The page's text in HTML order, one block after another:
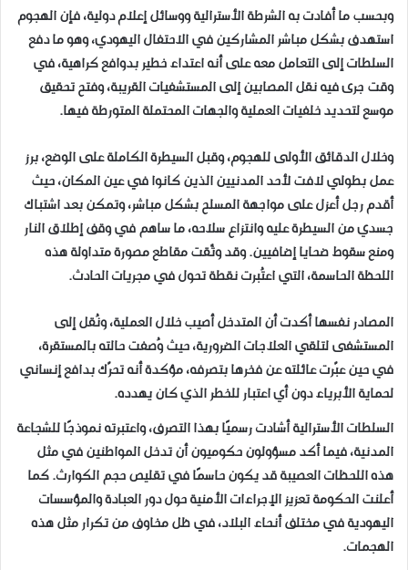
وبحسب ما أفادت به الشرطة الأسترالية ووسائل إعلام دولية، فإن الهجوم
استهدف بشكل مباشر المشاركين في الاحتفال اليهودي، وهو ما دفع
السلطات إلى التعامل معه على أنه اعتداء خطير بدوافع كراهية، في
وقت جرى فيه نقل المصابين إلى المستشفيات القريبة، وفتح تحقيق
موسع لتحديد خلفيات العملية والجهات المحتملة المتورطة فيها.
وخلال الدقائق الأولى للهجوم، وقبل السيطرة الكاملة على الوضع، برز
عمل بطولي لافت لأحد المدنيين الذين كانوا في عين المكان، حيث
أقدم رجل أعزل على مواجهة المسلح بشكل مباشر، وتمكن بعد اشتباك
جسدي من السيطرة عليه وانتزاع سلاحه، ما ساهم في وقف إطلاق النار
ومنع سقوط ضحايا إضافيين. وقد وثّقت مقاطع مصورة متداولة هذه
اللحظة الحاسمة، التي اعتُبرت نقطة تحول في مجريات الحادث.
المصادر نفسها أكدت أن المتدخل أصيب خلال العملية، ونُقل إلى
المستشفى لتلقي العلاجات الضرورية، حيث وُصفت حالته بالمستقرة،
في حين عبّرت عائلته عن فخرها بتصرفه، مؤكدة أنه تحرّك بدافع إنساني
لحماية الأبرياء دون أي اعتبار للخطر الذي كان يهدده.
السلطات الأسترالية أشادت رسميًا بهذا التصرف، واعتبرته نموذجًا للشجاعة
المدنية، فيما أكد مسؤولون حكوميون أن تدخل المواطنين في مثل
هذه اللحظات العصيبة قد يكون حاسمًا في تقليص حجم الكوارث. كما
أعلنت الحكومة تعزيز الإجراءات الأمنية حول دور العبادة والمؤسسات
اليهودية في مختلف أنحاء البلاد، في ظل مخاوف من تكرار مثل هذه
الهجمات.